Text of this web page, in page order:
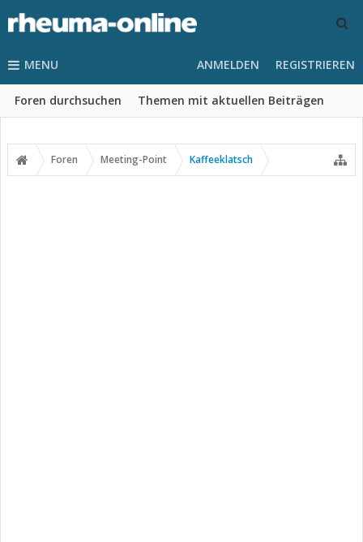
MENU
Foren durchsuchen Themen mit aktuellen Beiträgen
ANMELDEN REGISTRIEREN
Foren Meeting-Point Kaffeeklatsch